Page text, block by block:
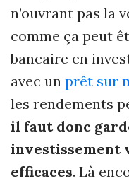
n’ouvrant pas la
comme ça peut
bancaire en
avec un prêt sur
les rendements
il faut donc
investissement
efficaces. Là